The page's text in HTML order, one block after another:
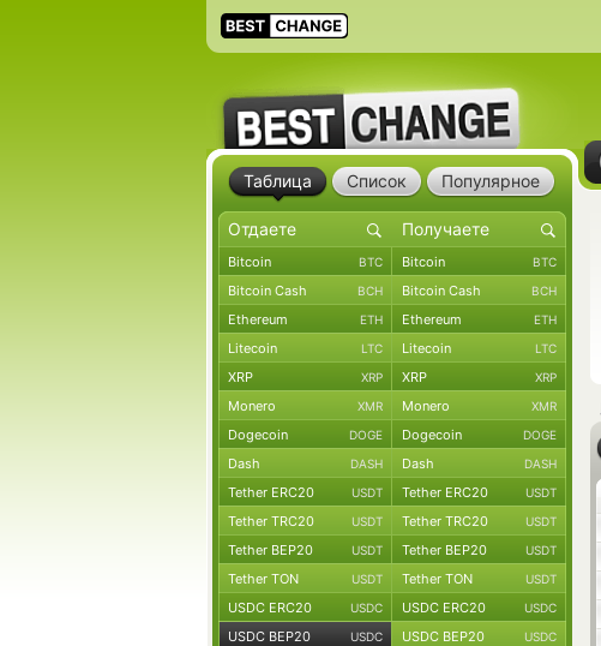
Таблица Список Популярное
Bitcoin BTC Bitcoin BTC
Bitcoin Cash BCH Bitcoin Cash BCH
Ethereum ETH Ethereum ETH
Litecoin LTC Litecoin LTC
XRP XRP XRP XRP
Monero XMR Monero XMR
Dogecoin DOGE Dogecoin DOGE
Dash DASH Dash DASH
Tether ERC20 USDT Tether ERC20 USDT
Tether TRC20 USDT Tether TRC20 USDT
Tether BEP20 USDT Tether BEP20 USDT
Tether TON USDT Tether TON USDT
USDC ERC20 USDC USDC ERC20 USDC
USDC BEP20 USDC USDC BEP20 USDC